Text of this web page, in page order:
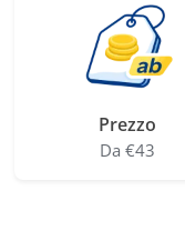
Prezzo
Da €43